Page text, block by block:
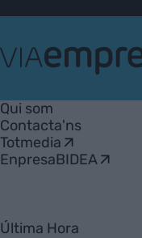
Empresa
Qui som
Contacta'ns
Totmedia
EnpresaBIDEA
Última Hora